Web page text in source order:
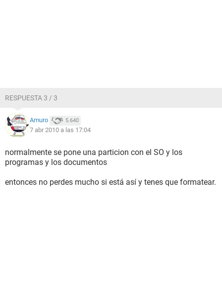
RESPUESTA 3 / 3
Amuro 5.640
7 abr 2010 a las 17:04
normalmente se pone una particion con el SO y los
programas y los documentos
entonces no perdes mucho si está así y tenes que formatear.